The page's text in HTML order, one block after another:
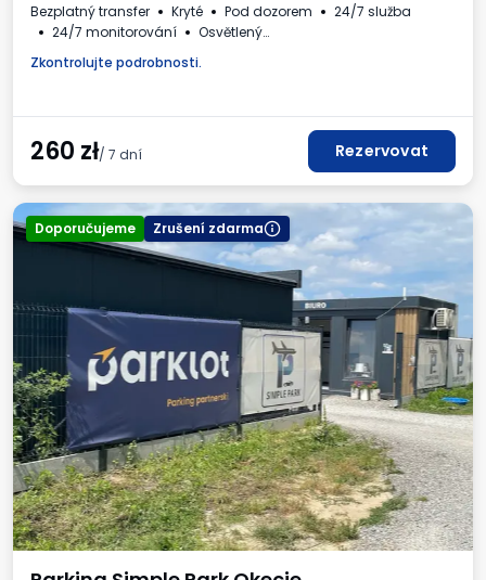
Bezplatný transfer Kryté Pod dozorem
24/7 služba
24/7 monitorování
Osvětlený
Fakturaod obsluhy parkoviště.
Zkontrolujte podrobnosti.
260 zł/ 7 dní Rezervovat
Doporučujeme Zrušení zdarma